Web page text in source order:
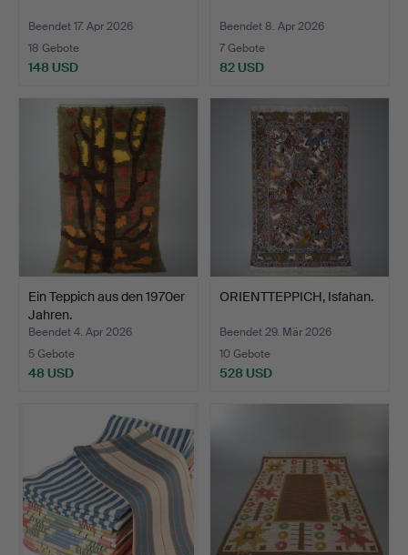
Beendet 17. Apr 2026
18 Gebote
148 USD
Beendet 8. Apr 2026
7 Gebote
82 USD
Ein Teppich aus den 1970er
Jahren.
Beendet 4. Apr 2026
5 Gebote
48 USD
ORIENTTEPPICH, Isfahan.
Beendet 29. Mär 2026
10 Gebote
528 USD